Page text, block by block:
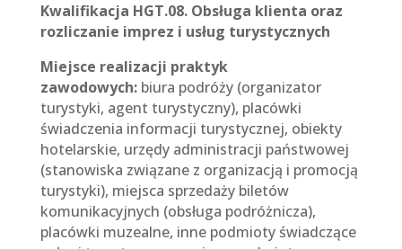
Kwalifikacja HGT.08. Obsługa klienta oraz
rozliczanie imprez i usług turystycznych
Miejsce realizacji praktyk
zawodowych: biura podróży (organizator
turystyki, agent turystyczny), placówki
świadczenia informacji turystycznej, obiekty
hotelarskie, urzędy administracji państwowej
(stanowiska związane z organizacją i promocją
turystyki), miejsca sprzedaży biletów
komunikacyjnych (obsługa podróżnicza),
placówki muzealne, inne podmioty świadczące